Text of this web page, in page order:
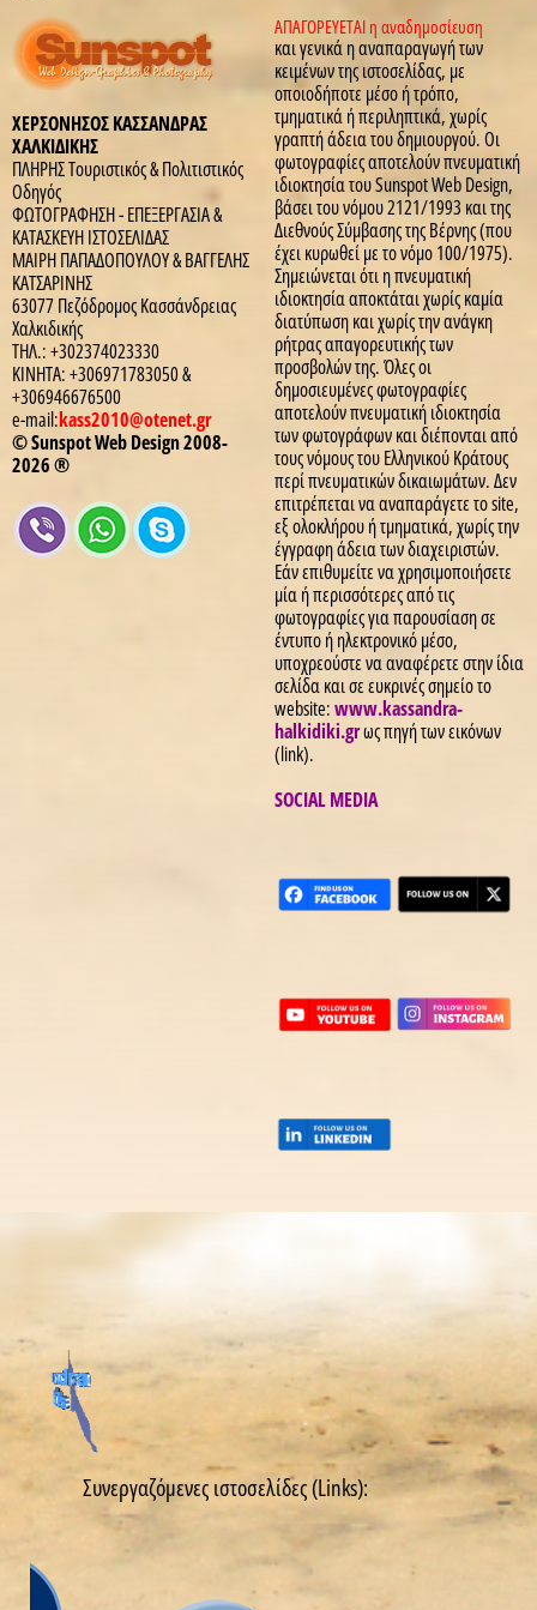
ΧΕΡΣΟΝΗΣΟΣ ΚΑΣΣΑΝΔΡΑΣ
ΧΑΛΚΙΔΙΚΗΣ
ΠΛΗΡΗΣ Τουριστικός & Πολιτιστικός
Οδηγός
ΦΩΤΟΓΡΑΦΗΣΗ - ΕΠΕΞΕΡΓΑΣΙΑ &
ΚΑΤΑΣΚΕΥΗ ΙΣΤΟΣΕΛΙΔΑΣ
ΜΑΙΡΗ ΠΑΠΑΔΟΠΟΥΛΟΥ & ΒΑΓΓΕΛΗΣ
ΚΑΤΣΑΡΙΝΗΣ
63077 Πεζόδρομος Κασσάνδρειας
Χαλκιδικής
ΤΗΛ.: +302374023330
ΚΙΝΗΤΑ: +306971783050 &
+306946676500
e-mail:kass2010@otenet.gr
© Sunspot Web Design 2008-
2026 ®
ΑΠΑΓΟΡΕΥΕΤΑΙ η αναδημοσίευση
και γενικά η αναπαραγωγή των
κειμένων της ιστοσελίδας, με
οποιοδήποτε μέσο ή τρόπο,
τμηματικά ή περιληπτικά, χωρίς
γραπτή άδεια του δημιουργού. Οι
φωτογραφίες αποτελούν πνευματική
ιδιοκτησία του Sunspot Web Design,
βάσει του νόμου 2121/1993 και της
Διεθνούς Σύμβασης της Βέρνης (που
έχει κυρωθεί με το νόμο 100/1975).
Σημειώνεται ότι η πνευματική
ιδιοκτησία αποκτάται χωρίς καμία
διατύπωση και χωρίς την ανάγκη
ρήτρας απαγορευτικής των
προσβολών της. Όλες οι
δημοσιευμένες φωτογραφίες
αποτελούν πνευματική ιδιοκτησία
των φωτογράφων και διέπονται από
τους νόμους του Ελληνικού Κράτους
περί πνευματικών δικαιωμάτων. Δεν
επιτρέπεται να αναπαράγετε τo site,
εξ ολοκλήρου ή τμηματικά, χωρίς την
έγγραφη άδεια των διαχειριστών.
Εάν επιθυμείτε να χρησιμοποιήσετε
μία ή περισσότερες από τις
φωτογραφίες για παρουσίαση σε
έντυπο ή ηλεκτρονικό μέσο,
υποχρεούστε να αναφέρετε στην ίδια
σελίδα και σε ευκρινές σημείο το
website:www.kassandra-
halkidiki.grως πηγή των εικόνων
(link).
SOCIAL MEDIA
Συνεργαζόμενες ιστοσελίδες (Links):